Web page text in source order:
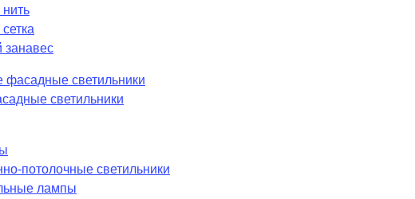
занавес
фасадные светильники
светильники
потолочные светильники
лампы